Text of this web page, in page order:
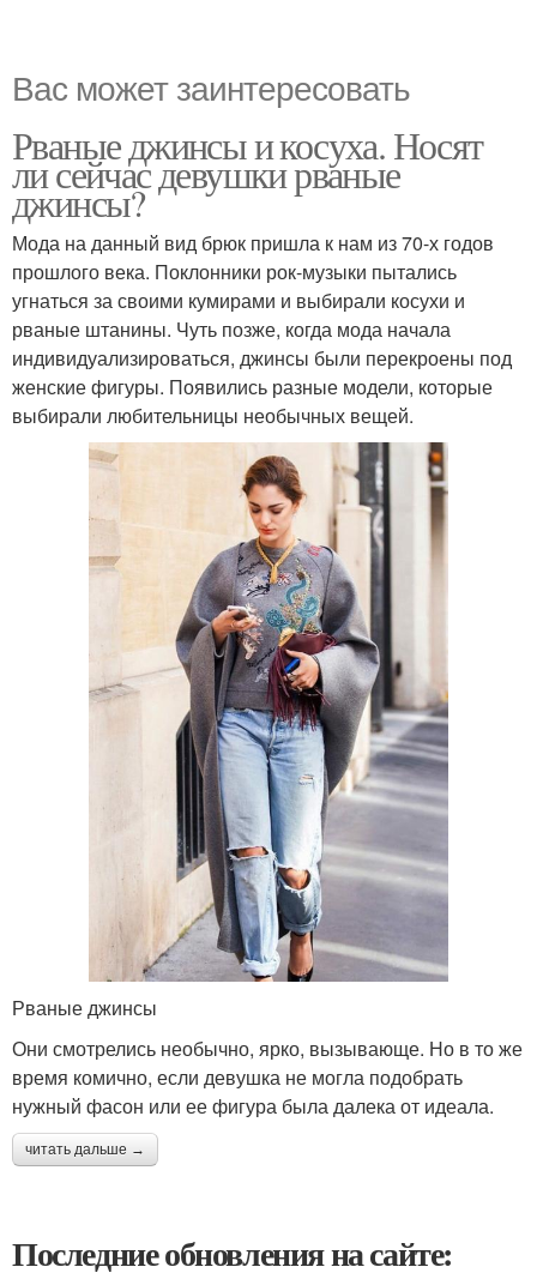
Вас может заинтересовать
Рваные джинсы и косуха. Носят
ли сейчас девушки рваные
джинсы?
Мода на данный вид брюк пришла к нам из 70-х годов
прошлого века. Поклонники рок-музыки пытались
угнаться за своими кумирами и выбирали косухи и
рваные штанины. Чуть позже, когда мода начала
индивидуализироваться, джинсы были перекроены под
женские фигуры. Появились разные модели, которые
выбирали любительницы необычных вещей.
Рваные джинсы
Они смотрелись необычно, ярко, вызывающе. Но в то же
время комично, если девушка не могла подобрать
нужный фасон или ее фигура была далека от идеала.
читать дальше →
Последние обновления на сайте: